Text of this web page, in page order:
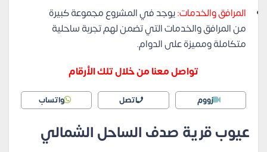
المرافق والخدمات:يوجد في المشروع مجموعة كبيرة
من المرافق والخدمات التي تضمن لهم تجربة ساحلية
متكاملة ومميزة على الدوام.
تواصل معنا من خلال تلك الأرقام
زووم اتصل واتساب
عيوب قرية صدف الساحل الشمالي